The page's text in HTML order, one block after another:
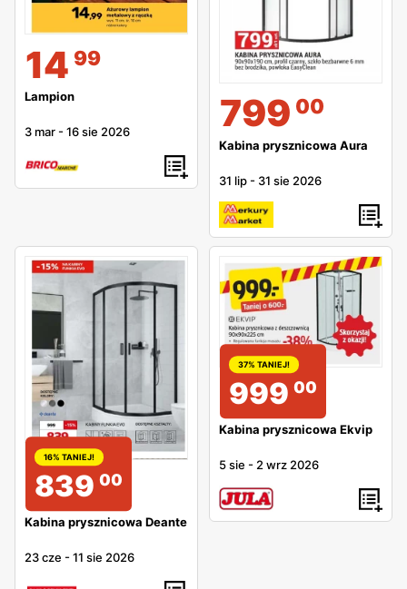
14 99
Lampion
3 mar -16 sie 2026 799 00
Kabina prysznicowa Aura
31 lip - 31 sie 2026
16% TANIEJ!
839 00
Kabina prysznicowa Deante
23 cze -11 sie 2026
37% TANIEJ!
999 00
Kabina prysznicowa Ekvip
5 sie - 2 wrz 2026